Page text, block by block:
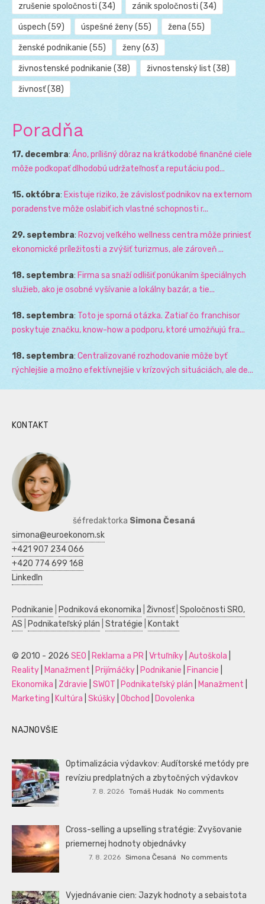
zrušenie spoločnosti (34) zánik spoločnosti (34)
úspech (59) úspešné ženy(55) žena (55)
ženské podnikanie (55) ženy(63)
živnostenské podnikanie (38) živnostenský list (38)
živnosť(38)
Poradňa
17. decembra: Áno, prílišný dôraz na krátkodobé finančné ciele
môže podkopať dlhodobú udržateľnosť a reputáciu pod...
15. októbra: Existuje riziko, že závislosť podnikov na externom
poradenstve môže oslabiť ich vlastné schopnosti r...
29. septembra: Rozvoj veľkého wellness centra môže priniesť
ekonomické príležitosti a zvýšiť turizmus, ale zároveň ...
18. septembra: Firma sa snaží odlišiť ponúkaním špeciálnych
služieb, ako je osobné vyšívanie a lokálny bazár, a tie...
18. septembra: Toto je sporná otázka. Zatiaľ čo franchisor
poskytuje značku, know-how a podporu, ktoré umožňujú fra...
18. septembra: Centralizované rozhodovanie môže byť
rýchlejšie a možno efektívnejšie v krízových situáciách, ale de...
KONTAKT
šéfredaktorka Simona Česaná
simona@euroekonom.sk
+421 907 234 066
+420 774 699 168
LinkedIn
Podnikanie Podniková ekonomika Živnosť| Spoločnosti SRO,
AS
Podnikateľský plán Stratégie Kontakt
© 2010 - 2026 SEO Reklama a PR Vrtuľníky Autoškola
Reality
Manažment Prijímáčky Podnikanie Financie
Ekonomika
Zdravie SWOT Podnikateľský plán Manažment
Marketing
Kultúra Skúšky Obchod Dovolenka
NAJNOVŠIE
Optimalizácia výdavkov: Audítorské metódy pre
revíziu predplatných a zbytočných výdavkov
7. 8. 2026 Tomáš Hudák No comments
Cross-selling a upselling stratégie: Zvyšovanie
priemernej hodnoty objednávky
7. 8. 2026 Simona Česaná No comments
Vyjednávanie cien: Jazyk hodnoty a sebaistota